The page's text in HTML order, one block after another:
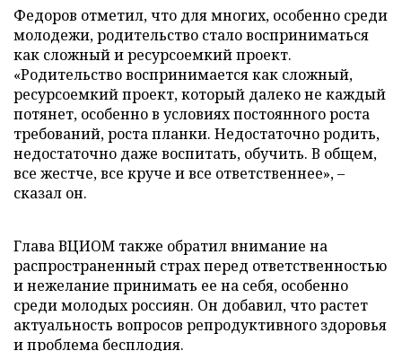
Федоров отметил, что для многих, особенно среди
молодежи, родительство стало восприниматься
как сложный и ресурсоемкий проект.
«Родительство воспринимается как сложный,
ресурсоемкий проект, который далеко не каждый
потянет, особенно в условиях постоянного роста
требований, роста планки. Недостаточно родить,
недостаточно даже воспитать, обучить. В общем,
все жестче, все круче и все ответственнее», –
сказал он.
Глава ВЦИОМ также обратил внимание на
распространенный страх перед ответственностью
и нежелание принимать ее на себя, особенно
среди молодых россиян. Он добавил, что растет
актуальность вопросов репродуктивного здоровья
и проблема бесплодия.